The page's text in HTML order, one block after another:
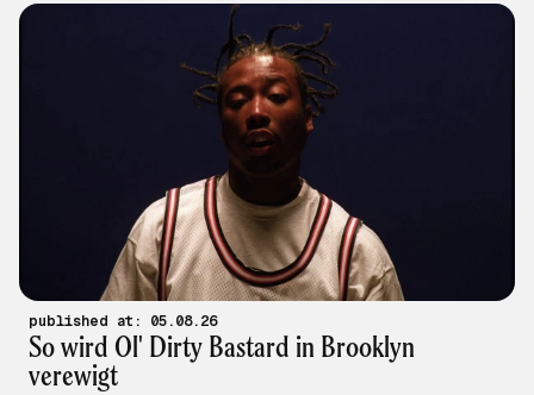
published at: 05.08.26
So wird Ol' Dirty Bastard in Brooklyn
verewigt